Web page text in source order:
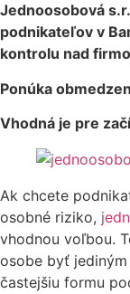
Jednoosobová
podnikateľov v
kontrolu nad
Ponúka
Vhodná je pre
Ak chcete
osobné riziko,
vhodnou voľbou.
osobe byť
častejšiu formu